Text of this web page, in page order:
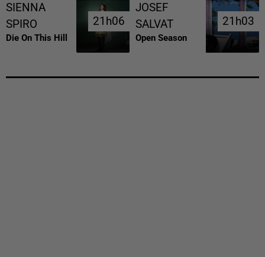
SIENNA
SPIRO
Die On This Hill
21h06
21h06
JOSEF
SALVAT
Open Season
21h03
21h03